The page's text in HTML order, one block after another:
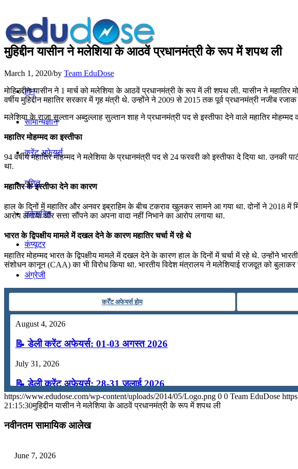
होम
सामान्यज्ञान
करेंट अफेयर्स
गणित
तर्कशक्ति
कंप्यूटर
अंग्रेजी
टुडेज जीके
Menu Menu
मुहिद्दीन यासीन ने मलेशिया के आठवें प्रधानमंत्री के रूप में शपथ ली
March 1, 2020/by Team EduDose
मोहिउद्दीन यासीन ने 1 मार्च को मलेशिया के आठवें प्रधानमंत्री के रूप में ली शपथ ली. यासीन ने महातिर
वर्षीय मुहिद्दीन महातिर सरकार में गृह मंत्री थे. उन्होंने ने 2009 से 2015 तक पूर्व प्रधानमंत्री नजीब
मलेशिया के राजा सुल्तान अब्दुल्लाह सुल्तान शाह ने प्रधानमंत्री पद से इस्तीफा देने वाले महातिर मोहम्मद
महातिर मोहम्मद का इस्तीफा
94 वर्षीय महातिर मोहम्मद ने मलेशिया के प्रधानमंत्री पद से 24 फरवरी को इस्तीफा दे दिया था. उनकी
था.
महातिर के इस्तीफा देने का कारण
हाल के दिनों में महातिर और अनवर इब्राहिम के बीच टकराव खुलकर सामने आ गया था. दोनों ने 2018 में
आरोप लगाया और सत्ता सौंपने का अपना वादा नहीं निभाने का आरोप लगाया था.
भारत के द्विपक्षीय मामले में दखल देने के कारण महातिर चर्चा में रहे थे
महातिर मोहम्मद भारत के द्विपक्षीय मामले में दखल देने के कारण हाल के दिनों में चर्चा में रहे थे. उन्होंने
संशोधन कानून (CAA) का भी विरोध किया था. भारतीय विदेश मंत्रालय ने मलेशियाई राजदूत को
कर्रेंट अफेयर्स होम
August 4, 2026
📝 डेली करेंट अफेयर्स: 01-03 अगस्त 2026
July 31, 2026
📝 डेली करेंट अफेयर्स: 28-31 जुलाई 2026
July 28, 2026
📝 डेली करेंट अफेयर्स: 25-27 जुलाई 2026
📝 डेली करेंट अफेयर्स: 22-24 जुलाई 2026
https://www.edudose.com/wp-content/uploads/2014/05/Logo.png 0 0 Team EduDose
21:15:30मुहिद्दीन यासीन ने मलेशिया के आठवें प्रधानमंत्री के रूप में शपथ ली
नवीनतम सामायिक आलेख
June 7, 2026